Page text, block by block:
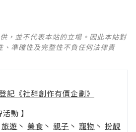
，並不代表本站的立場。因此本站對
、準確性及完整性不負任何法律責
記《社群創作有價企劃》
動 】
旅遊 丶 美食 丶 親子 丶 寵物 丶 扮靚